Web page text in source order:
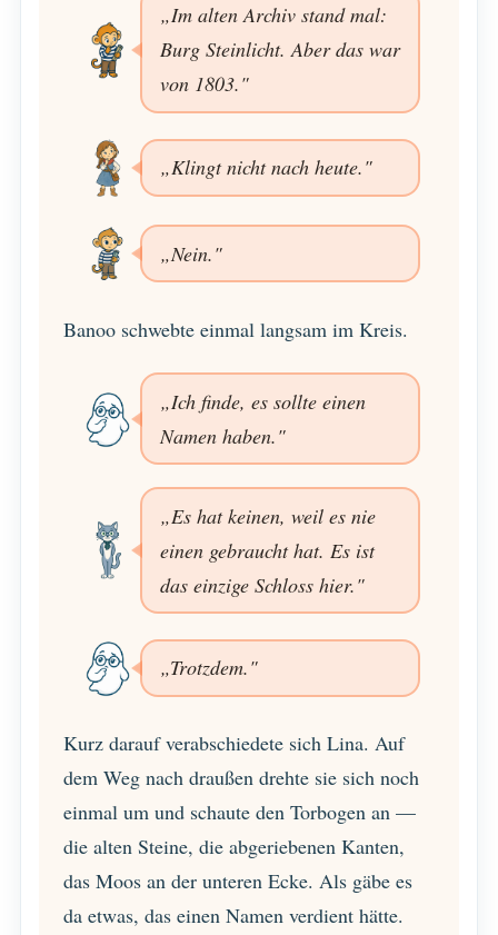
„Im alten Archiv stand mal:
Burg Steinlicht. Aber das war
von 1803."
„Klingt nicht nach heute."
„Nein."
Banoo schwebte einmal langsam im Kreis.
„Ich finde, es sollte einen
Namen haben."
„Es hat keinen, weil es nie
einen gebraucht hat. Es ist
das einzige Schloss hier."
„Trotzdem."
Kurz darauf verabschiedete sich Lina. Auf
dem Weg nach draußen drehte sie sich noch
einmal um und schaute den Torbogen an —
die alten Steine, die abgeriebenen Kanten,
das Moos an der unteren Ecke. Als gäbe es
da etwas, das einen Namen verdient hätte.